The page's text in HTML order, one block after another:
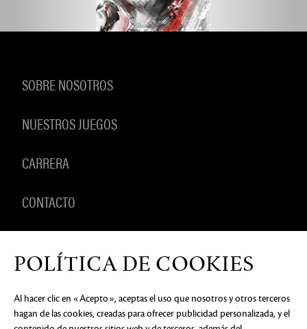
SOBRE NOSOTROS
NUESTROS JUEGOS
CARRERA
CONTACTO
AVISO DE PRIVACIDAD DOCUMENTOS LEGALES
NO
POLÍTICA DE COOKIES
Al hacer clic en «Acepto», aceptas el uso que nosotros y otros terceros
hagan de las cookies, creadas para ofrecer publicidad personalizada, y el